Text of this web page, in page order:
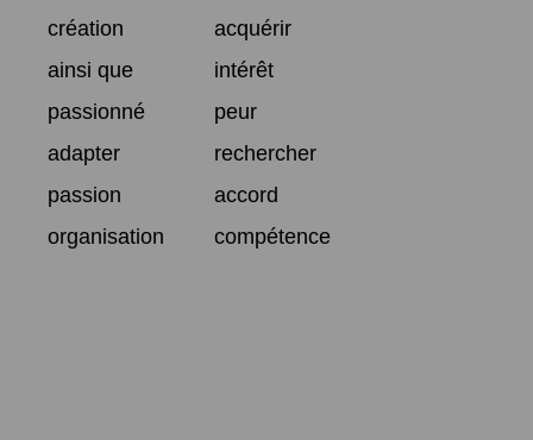
création
acquérir
ainsi que
intérêt
passionné
peur
adapter
rechercher
passion
accord
organisation
compétence